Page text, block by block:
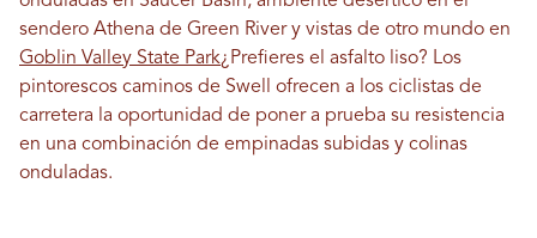
sendero Athena de Green River y vistas de otro mundo en
Goblin Valley State Park¿Prefieres el asfalto liso? Los
pintorescos caminos de Swell ofrecen a los ciclistas de
carretera la oportunidad de poner a prueba su resistencia
en una combinación de empinadas subidas y colinas
onduladas.